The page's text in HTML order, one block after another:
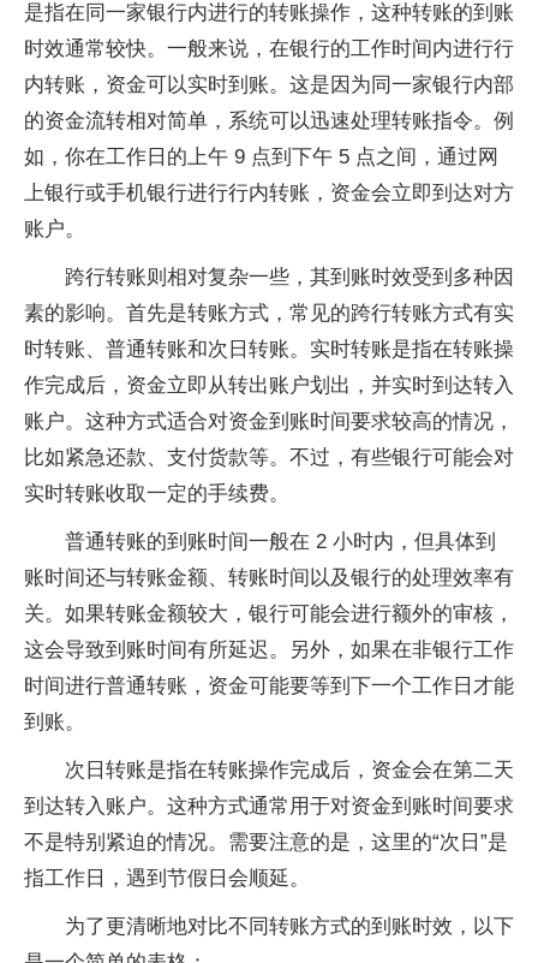
是指在同一家银行内进行的转账操作，这种转账的到账
时效通常较快。一般来说，在银行的工作时间内进行行
内转账，资金可以实时到账。这是因为同一家银行内部
的资金流转相对简单，系统可以迅速处理转账指令。例
如，你在工作日的上午 9 点到下午 5 点之间，通过网
上银行或手机银行进行行内转账，资金会立即到达对方
账户。
跨行转账则相对复杂一些，其到账时效受到多种因
素的影响。首先是转账方式，常见的跨行转账方式有实
时转账、普通转账和次日转账。实时转账是指在转账操
作完成后，资金立即从转出账户划出，并实时到达转入
账户。这种方式适合对资金到账时间要求较高的情况，
比如紧急还款、支付货款等。不过，有些银行可能会对
实时转账收取一定的手续费。
普通转账的到账时间一般在 2 小时内，但具体到
账时间还与转账金额、转账时间以及银行的处理效率有
关。如果转账金额较大，银行可能会进行额外的审核，
这会导致到账时间有所延迟。另外，如果在非银行工作
时间进行普通转账，资金可能要等到下一个工作日才能
到账。
次日转账是指在转账操作完成后，资金会在第二天
到达转入账户。这种方式通常用于对资金到账时间要求
不是特别紧迫的情况。需要注意的是，这里的“次日”是
指工作日，遇到节假日会顺延。
为了更清晰地对比不同转账方式的到账时效，以下